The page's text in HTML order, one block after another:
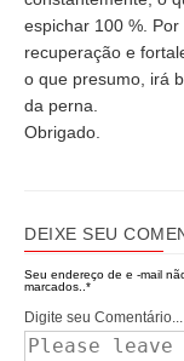
espichar 100 %.
recuperação e
o que presumo, irá
da perna.
Obrigado.
DEIXE SEU
Seu endereço de e -mail
marcados.. *
Digite seu Comentário...